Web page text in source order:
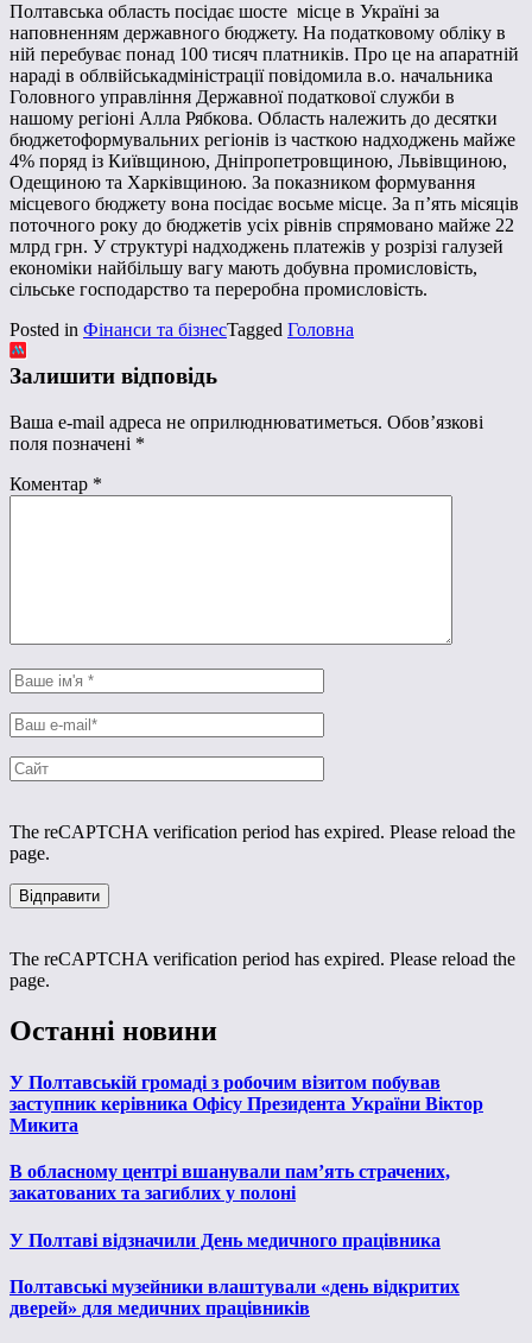
Полтавська область посідає шосте місце в Україні за
наповненням державного бюджету. На податковому обліку в
ній перебуває понад 100 тисяч платників. Про це на апаратній
нараді в облвійськадміністрації повідомила в.о. начальника
Головного управління Державної податкової служби в
нашому регіоні Алла Рябкова. Область належить до десятки
бюджетоформувальних регіонів із часткою надходжень майже
4% поряд із Київщиною, Дніпропетровщиною, Львівщиною,
Одещиною та Харківщиною. За показником формування
місцевого бюджету вона посідає восьме місце. За п’ять місяців
поточного року до бюджетів усіх рівнів спрямовано майже 22
млрд грн. У структурі надходжень платежів у розрізі галузей
економіки найбільшу вагу мають добувна промисловість,
сільське господарство та переробна промисловість.
Posted in Фінанси та бізнесTagged Головна
Залишити відповідь
Ваша e-mail адреса не оприлюднюватиметься. Обов’язкові
поля позначені *
Коментар *
The reCAPTCHA verification period has expired. Please reload the
page.
The reCAPTCHA verification period has expired. Please reload the
page.
Останні новини
У Полтавській громаді з робочим візитом побував
заступник керівника Офісу Президента України Віктор
Микита
В обласному центрі вшанували пам’ять страчених,
закатованих та загиблих у полоні
У Полтаві відзначили День медичного працівника
Полтавські музейники влаштували «день відкритих
дверей» для медичних працівників